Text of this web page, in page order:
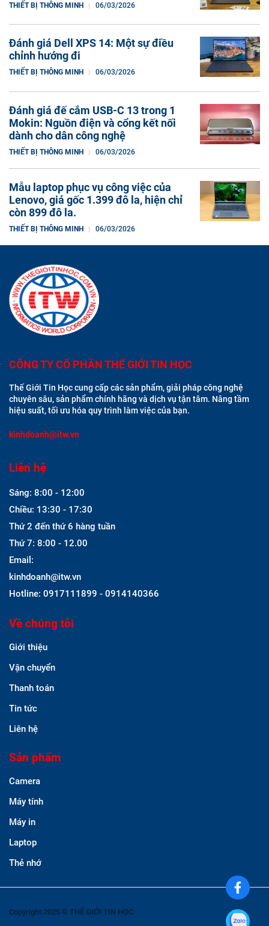
THIẾT BỊ THÔNG MINH 06/03/2026
Đánh giá Dell XPS 14: Một sự điều
chỉnh hướng đi
THIẾT BỊ THÔNG MINH 06/03/2026
Đánh giá đế cắm USB-C 13 trong 1
Mokin: Nguồn điện và cổng kết nối
dành cho dân công nghệ
THIẾT BỊ THÔNG MINH 06/03/2026
Mẫu laptop phục vụ công việc của
Lenovo, giá gốc 1.399 đô la, hiện chỉ
còn 899 đô la.
THIẾT BỊ THÔNG MINH 06/03/2026
CÔNG TY CỔ PHẦN THẾ GIỚI TIN HỌC
Thế Giới Tin Học cung cấp các sản phẩm, giải pháp công nghệ
chuyên sâu, sản phẩm chính hãng và dịch vụ tận tâm. Nâng tầm
hiệu suất, tối ưu hóa quy trình làm việc của bạn.
kinhdoanh@itw.vn
Liên hệ
Sáng: 8:00 - 12:00
Chiều: 13:30 - 17:30
Thứ 2 đến thứ 6 hàng tuần
Thứ 7: 8:00 - 12.00
Email:
kinhdoanh@itw.vn
Hotline: 0917111899 - 0914140366
Về chúng tôi
Giới thiệu
Vận chuyển
Thanh toán
Tin tức
Liên hệ
Sản phẩm
Camera
Máy tính
Máy in
Laptop
Thẻ nhớ
Copyright 2025 © THẾ GIỚI TIN HỌC